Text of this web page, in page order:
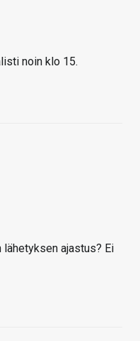
noin klo 15.
ajastus? Ei